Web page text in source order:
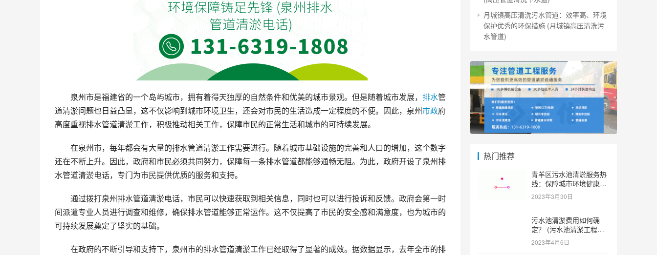
泉州市是福建省的一个岛屿城市，拥有着得天独厚的自然条件和优美的城市景观。但是随着城市发展， 排水管
道清淤问题也日益凸显，这不仅影响到城市环境卫生，还会对市民的生活造成一定程度的不便。因此，泉州市政府
高度重视排水管道清淤工作，积极推动相关工作，保障市民的正常生活和城市的可持续发展。
在泉州市，每年都会有大量的排水管道清淤工作需要进行。随着城市基础设施的完善和人口的增加，这个数字
还在不断上升。因此，政府和市民必须共同努力，保障每一条排水管道都能够通畅无阻。为此，政府开设了泉州排
水管道清淤电话，专门为市民提供优质的服务和支持。
通过拨打泉州排水管道清淤电话，市民可以快速获取到相关信息，同时也可以进行投诉和反馈。政府会第一时
间派遣专业人员进行调查和维修，确保排水管道能够正常运作。这不仅提高了市民的安全感和满意度，也为城市的
可持续发展奠定了坚实的基础。
在政府的不断引导和支持下，泉州市的排水管道清淤工作已经取得了显著的成效。据数据显示，去年全市的排
月城镇高压清洗污水管道：效率高、环境
保护优秀的环保措施 (月城镇高压清洗污
水管道)
热门推荐
青羊区污水池清淤服务热
线：保障城市环境健康和
可持续发展。 (青羊区污
水池清淤服务热线)
2023年3月30日
污水池清淤费用如何确
定？ (污水池清淤工程价
格多少)
2023年4月6日